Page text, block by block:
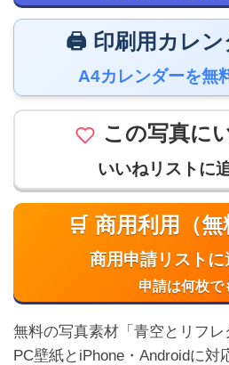
🖨️ 印刷用カレン
A4カレンダーを無
この写真に
いいねリストに
🛒 商用利用（
商用申請リスト
申請は何枚で
無料の写真素材「青空とリフ
PC壁紙とiPhone・Androidに対